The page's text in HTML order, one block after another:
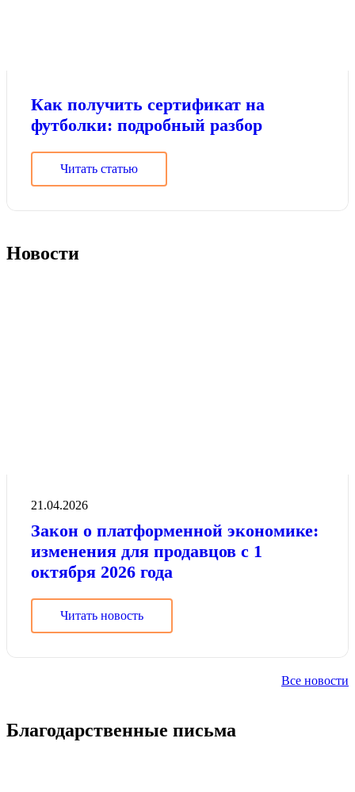
Как получить сертификат на
футболки: подробный разбор
Читать статью
Новости
21.04.2026
Закон о платформенной экономике:
изменения для продавцов с 1
октября 2026 года
Читать новость
Все новости
Благодарственные письма